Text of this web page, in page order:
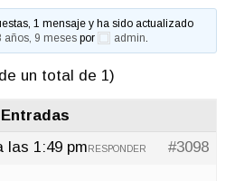
1 mensaje y ha sido actualizado
años, 9 meses por admin
un total de 1)
Entradas
las 1:49 pm
#3098
RESPONDER